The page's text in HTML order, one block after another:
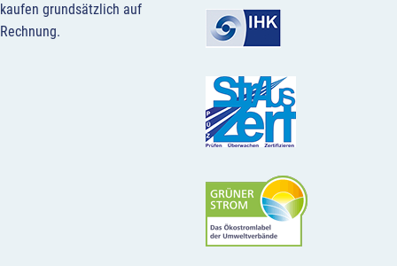
kaufen grundsätzlich auf
Rechnung.